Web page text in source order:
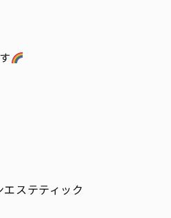
ステティック